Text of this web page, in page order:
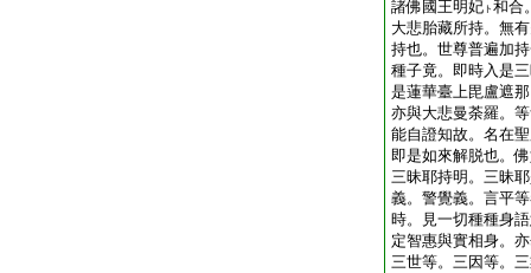
諸佛國王明妃 ト 和合
大悲胎藏所持。無
持也。世尊普遍加
種子竟。即時入是
是蓮華臺上毘盧遮
亦與大悲曼荼羅。
能自證知故。名在
即是如來解脱也。
三昧耶持明。三昧
義。警覺義。言平
時。見一切種種身
定智惠與實相身。
三世等。三因等。